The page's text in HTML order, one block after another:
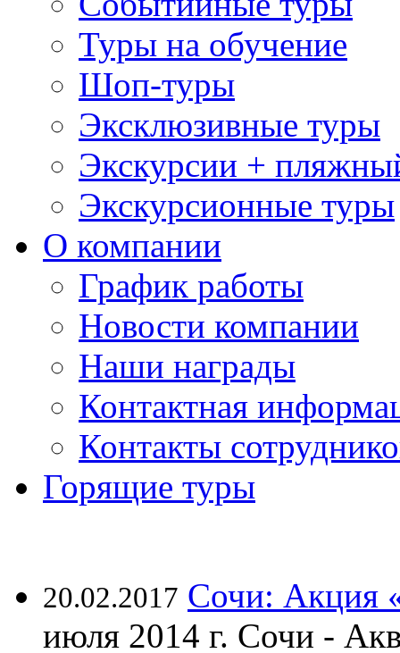
Туры на обучение
Шоп-туры
Эксклюзивные туры
Экскурсии +
Экскурсионные туры
О компании
График работы
Новости компании
Наши награды
Контактная
Контакты
Горящие туры
20.02.2017 Сочи: Акция
июля 2014 г. Сочи -